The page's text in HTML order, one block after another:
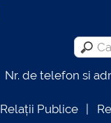
Nr. de telefon si
Relații Publice